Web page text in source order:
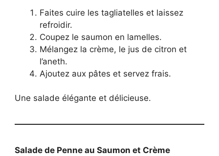
Faites cuire les tagliatelles et laissez
refroidir.
Coupez le saumon en lamelles.
Mélangez la crème, le jus de citron et
l’aneth.
Ajoutez aux pâtes et servez frais.
Une salade élégante et délicieuse.
Salade de Penne au Saumon et Crème